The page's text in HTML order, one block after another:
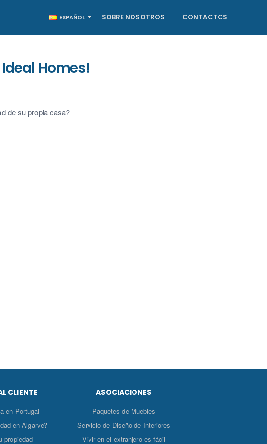
ESPAÑOL SOBRE NOSOTROS CONTACTOS
Homes!
de su propia casa?
CLIENTE
en Portugal
en Algarve?
propiedad
ASOCIACIONES
Paquetes de Muebles
Servicio de Diseño de Interiores
Vivir en el extranjero es fácil